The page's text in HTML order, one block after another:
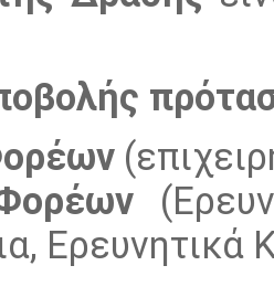
Ερευνητικά